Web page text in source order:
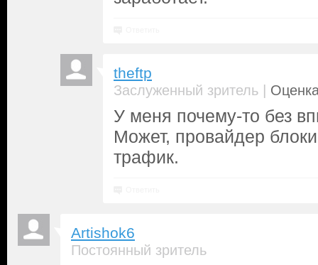
theftp
Заслуженный зритель |
У меня почему-то без
Может, провайдер
трафик.
Artishok6
Постоянный зритель